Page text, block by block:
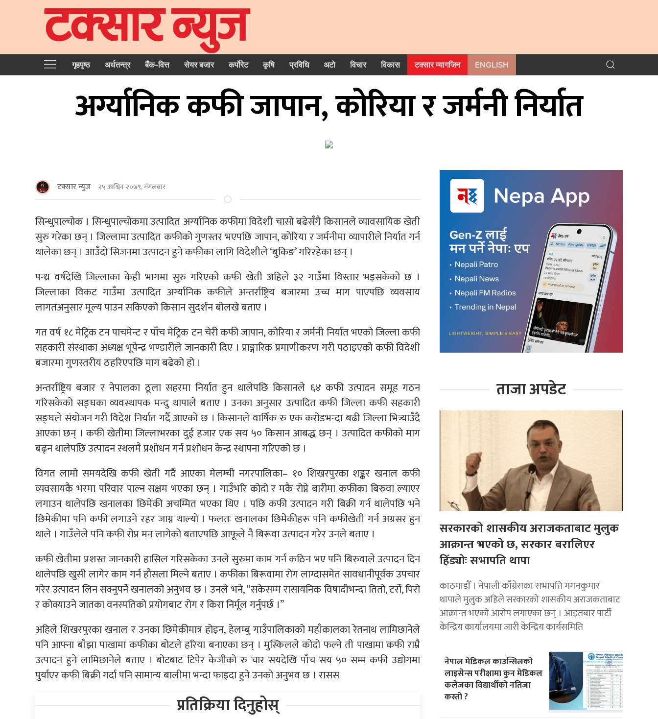
गृहपृष्‍ठ अर्थतन्त्र बैंक-वित्त सेयर बजार कर्पोरेट कृषि प्रविधि अटो विचार विकास टक्सार म्यागजिन ENGLISH
अर्ग्यानिक कफी जापान, कोरिया र जर्मनी निर्यात
टक्सार न्युज २५ आश्विन २०७९, मंगलबार
सिन्धुपाल्चोक । सिन्धुपाल्चोकमा उत्पादित अर्ग्यानिक कफीमा विदेशी चासो बढेसँगै किसानले व्यावसायिक खेती
सुरु गरेका छन् । जिल्लामा उत्पादित कफीको गुणस्तर भएपछि जापान, कोरिया र जर्मनीमा व्यापारीले निर्यात गर्न
थालेका छन् । आउँदो सिजनमा उत्पादन हुने कफीका लागि विदेशीले ‘बुकिङ’ गरिरहेका छन् ।
पन्ध्र वर्षदेखि जिल्लाका केही भागमा सुरु गरिएको कफी खेती अहिले ३२ गाउँमा विस्तार भइसकेको छ ।
जिल्लाका विकट गाउँमा उत्पादित अर्ग्यानिक कफीले अन्तर्राष्ट्रिय बजारमा उच्च माग पाएपछि व्यवसाय
लागतअनुसार मूल्य पाउन सकिएको किसान सुदर्शन बोलखे बताए ।
गत वर्ष १८ मेट्रिक टन पाचमेन्ट र पाँच मेट्रिक टन चेरी कफी जापान, कोरिया र जर्मनी निर्यात भएको जिल्ला कफी
सहकारी संस्थाका अध्यक्ष भूपेन्द्र भण्डारीले जानकारी दिए । प्राङ्गारिक प्रमाणीकरण गरी पठाइएको कफी विदेशी
बजारमा गुणस्तरीय ठहरिएपछि माग बढेको हो ।
अन्तर्राष्ट्रिय बजार र नेपालका ठूला सहरमा निर्यात हुन थालेपछि किसानले ६४ कफी उत्पादन समूह गठन
गरिसकेको सङ्घका व्यवस्थापक मन्दु थापाले बताए । उनका अनुसार उत्पादित कफी जिल्ला कफी सहकारी
सङ्घले संयोजन गरी विदेश निर्यात गर्दै आएको छ । किसानले वार्षिक रु एक करोडभन्दा बढी जिल्ला भित्र्याउँदै
आएका छन् । कफी खेतीमा जिल्लाभरका दुई हजार एक सय ५० किसान आबद्ध छन् । उत्पादित कफीको माग
बढ्न थालेपछि उत्पादन स्थलमै प्रशोधन गर्न प्रशोधन केन्द्र स्थापना गरिएको छ ।
विगत लामो समयदेखि कफी खेती गर्दै आएका मेलम्ची नगरपालिका– १० शिखरपुरका शङ्कर खनाल कफी
व्यवसायकै भरमा परिवार पाल्न सक्षम भएका छन् । गाउँभरि कोदो र मकै रोप्ने बारीमा कफीका बिरुवा ल्याएर
लगाउन थालेपछि खनालका छिमेकी अचम्मित भएका थिए । पछि कफी उत्पादन गरी बिक्री गर्न थालेपछि भने
छिमेकीमा पनि कफी लगाउने रहर जाग्न थाल्यो । फलतः खनालका छिमेकीहरू पनि कफीखेती गर्न अग्रसर हुन
थाले । गाउँलेले पनि कफी रोप्न मन लागेको बताएपछि आफूले नै बिरूवा उत्पादन गरेर उनले बताए ।
कफी खेतीमा प्रशस्त जानकारी हासिल गरिसकेका उनले सुरुमा काम गर्न कठिन भए पनि बिरुवाले उत्पादन दिन
थालेपछि खुसी लागेर काम गर्न हौसला मिल्ने बताए । कफीका बिरूवामा रोग लाग्दासमेत सावधानीपूर्वक उपचार
गरेर उत्पादन लिन सक्नुपर्ने खनालको अनुभव छ । उनले भने, “सकेसम्म रासायनिक विषादीभन्दा तितो, टर्रो, पिरो
र कोक्याउने जातका वनस्पतिको प्रयोगबाट रोग र किरा निर्मूल गर्नुपर्छ ।”
अहिले शिखरपुरका खनाल र उनका छिमेकीमात्र होइन, हेलम्बु गाउँपालिकाको महाँकालका रेतनाथ लामिछानेले
पनि आफ्ना बाँझा पाखामा कफीका बोटले हरिया बनाएका छन् । मुस्किलले कोदो फल्ने ती पाखामा कफी राम्रै
उत्पादन हुने लामिछानेले बताए । बोटबाट टिपेर केजीको रु चार सयदेखि पाँच सय ५० सम्म कफी उद्योगमा
पुर्याएर कफी बिक्री गर्दा पनि सामान्य बालीमा भन्दा फाइदा हुने उनको अनुभव छ । रासस
प्रतिक्रिया दिनुहोस्
ताजा अपडेट
सरकारको शासकीय अराजकताबाट मुलुक
आक्रान्त भएको छ, सरकार बरालिएर
हिँड्याेः सभापति थापा
काठमाडाैँ । नेपाली काँग्रेसका सभापति गगनकुमार
थापाले मुलुक अहिले सरकारको शासकीय अराजकताबाट
आक्रान्त भएको आरोप लगाएका छन् । आइतबार पार्टी
केन्द्रिय कार्यालयमा जारी केन्द्रिय कार्यसमिति
नेपाल मेडिकल काउन्सिलको
लाइसेन्स परीक्षामा कुन मेडिकल
कलेजका विद्यार्थीको नतिजा
कस्तो ?